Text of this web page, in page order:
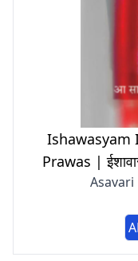
Ishawasyam
Prawas |
Asavari